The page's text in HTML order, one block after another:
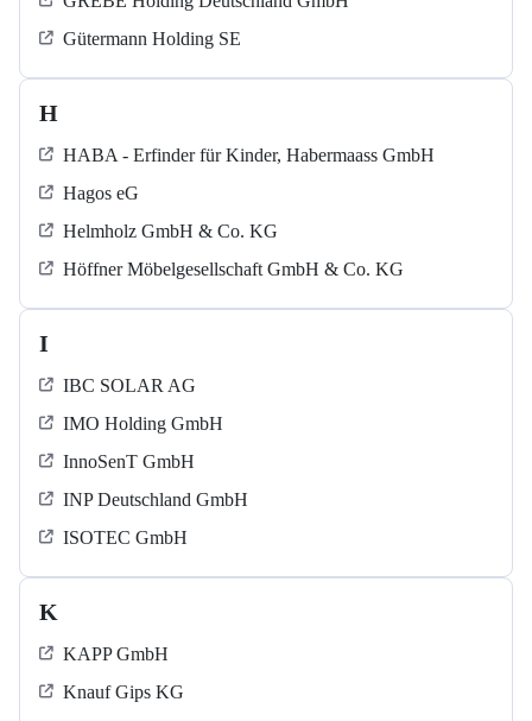
Gütermann Holding SE
H
HABA - Erfinder für Kinder, Habermaass GmbH
Hagos eG
Helmholz GmbH & Co. KG
Höffner Möbelgesellschaft GmbH & Co. KG
I
IBC SOLAR AG
IMO Holding GmbH
InnoSenT GmbH
INP Deutschland GmbH
ISOTEC GmbH
K
KAPP GmbH
Knauf Gips KG